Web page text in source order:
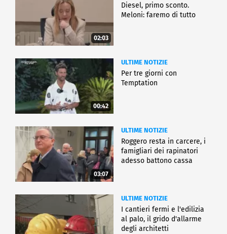
02:03
Diesel, primo sconto.
Meloni: faremo di tutto
00:42
ULTIME NOTIZIE
Per tre giorni con
Temptation
03:07
ULTIME NOTIZIE
Roggero resta in carcere, i
famigliari dei rapinatori
adesso battono cassa
ULTIME NOTIZIE
I cantieri fermi e l'edilizia
al palo, il grido d'allarme
degli architetti